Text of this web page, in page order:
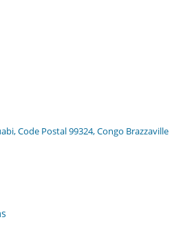
Code Postal 99324, Congo Brazzaville